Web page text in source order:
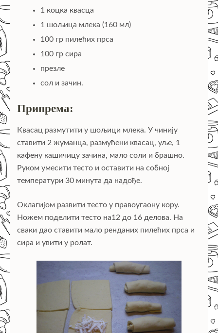
1 коцка квасца
1 шољица млека (160 мл)
100 гр пилећих прса
100 гр сира
презле
сол и зачин.
Припрема:
Квасац размутити у шољици млека. У чинију
ставити 2 жуманца, размућени квасац, уље, 1
кафену кашичицу зачина, мало соли и брашно.
Руком умесити тесто и оставити на собној
температури 30 минута да надође.
Оклагијом развити тесто у правоугаону кору.
Ножем поделити тесто на12 до 16 делова. На
сваки дао ставити мало ренданих пилећих прса и
сира и увити у ролат.